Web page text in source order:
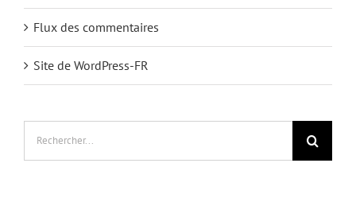
Flux des commentaires
Site de WordPress-FR